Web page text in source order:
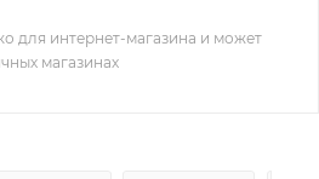
для интернет-магазина и может
магазинах